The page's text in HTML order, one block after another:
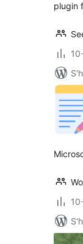
plugin